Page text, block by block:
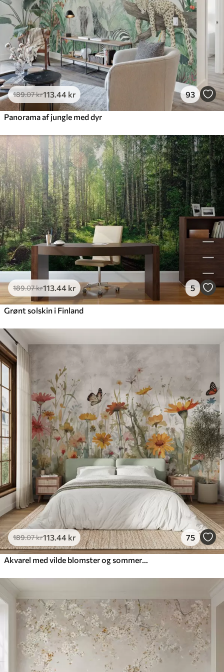
Premium vinyl
516.67310.00kr/m²
Peel and Stick
666.67400.00 kr/m²
189.07kr113.44 kr 93
Panorama af jungle med dyr
189.07kr113.44 kr 5
Grønt solskin i Finland
189.07kr113.44 kr 75
Akvarel med vilde blomster og sommerfugle